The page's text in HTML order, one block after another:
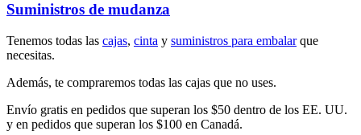
Suministros de mudanza
Tenemos todas las cajas, cinta y suministros para embalarque
necesitas.
Además, te compraremos todas las cajas que no uses.
Envío gratis en pedidos que superan los $50 dentro de los EE. UU.
y en pedidos que superan los $100 en Canadá.